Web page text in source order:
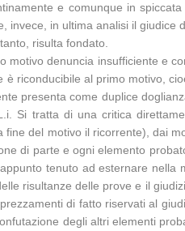
e comunque in
invece, in ultima analisi il giudice
risulta fondato.
motivo denuncia insufficiente e
è riconducibile al primo motivo,
presenta come duplice
Si tratta di una critica
fine del motivo il ricorrente), dai
di parte e ogni elemento
tenuto ad esternare nella
risultanze delle prove e il
di fatto riservati al
degli altri elementi